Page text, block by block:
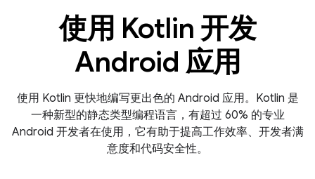
使用 Kotlin 开发
Android 应用
使用 Kotlin 更快地编写更出色的 Android 应用。Kotlin 是
一种新型的静态类型编程语言，有超过 60% 的专业
Android 开发者在使用，它有助于提高工作效率、开发者满
意度和代码安全性。